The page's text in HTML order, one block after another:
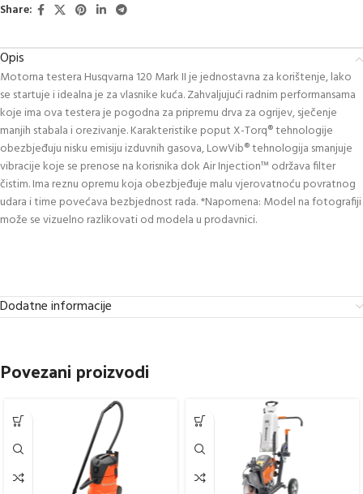
Share:
Opis
Motorna testera Husqvarna 120 Mark II je jednostavna za korištenje, lako
se startuje i idealna je za vlasnike kuća. Zahvaljujući radnim performansama
koje ima ova testera je pogodna za pripremu drva za ogrijev, sječenje
manjih stabala i orezivanje. Karakteristike poput X-Torq® tehnologije
obezbjeđuju nisku emisiju izduvnih gasova, LowVib® tehnologija smanjuje
vibracije koje se prenose na korisnika dok Air Injection™ održava filter
čistim. Ima reznu opremu koja obezbjeđuje malu vjerovatnoću povratnog
udara i time povećava bezbjednost rada. *Napomena: Model na fotografiji
može se vizuelno razlikovati od modela u prodavnici.
Dodatne informacije
Povezani proizvodi